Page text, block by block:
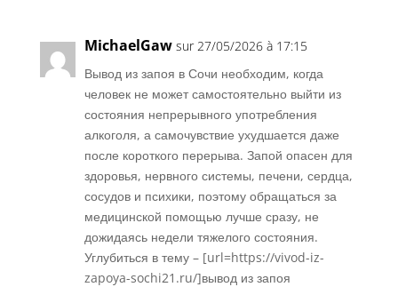
MichaelGaw sur 27/05/2026 à 17:15
Вывод из запоя в Сочи необходим, когда
человек не может самостоятельно выйти из
состояния непрерывного употребления
алкоголя, а самочувствие ухудшается даже
после короткого перерыва. Запой опасен для
здоровья, нервного системы, печени, сердца,
сосудов и психики, поэтому обращаться за
медицинской помощью лучше сразу, не
дожидаясь недели тяжелого состояния.
Углубиться в тему – [url=https://vivod-iz-
zapoya-sochi21.ru/]вывод из запоя